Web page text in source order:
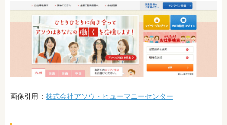
画像引用： 株式会社アソウ・ヒューマニーセンター